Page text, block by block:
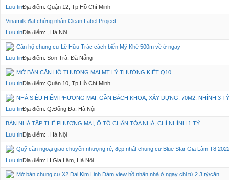
Lưu tinĐịa điểm: Quận 12, Tp Hồ Chí Minh
Vinamilk đạt chứng nhận Clean Label Project
Lưu tinĐịa điểm: , Hà Nội
Căn hộ chung cư Lê Hữu Trác cách biển Mỹ Khê 500m về ở ngay
Lưu tinĐịa điểm: Sơn Trà, Đà Nẵng
MỞ BÁN CĂN HỘ THƯƠNG MẠI MT LÝ THƯỜNG KIỆT Q10
Lưu tinĐịa điểm: Quận 10, Tp Hồ Chí Minh
NHÀ SIÊU HIẾM PHƯƠNG MAI, GẦN BÁCH KHOA, XÂY DỰNG, 70M2, NHỈNH 3 TỶ
Lưu tinĐịa điểm: Q.Đống Đa, Hà Nội
BÁN NHÀ TẬP THỂ PHƯƠNG MAI, Ô TÔ CHÂN TÒA NHÀ, CHỈ NHỈNH 1 TỶ
Lưu tinĐịa điểm: , Hà Nội
Quỹ căn ngoại giao chuyển nhượng rẻ, đẹp nhất chung cư Blue Star Gia Lâm T8
Lưu tinĐịa điểm: H.Gia Lâm, Hà Nội
Mở bán chung cư X2 Đại Kim Linh Đàm view hồ nhận nhà ở ngay chỉ từ 2.3 tỷ/căn